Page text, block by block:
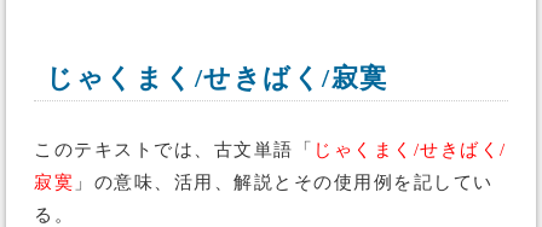
じゃくまく/せきばく/寂寞
このテキストでは、古文単語「 じゃくまく/せきばく/
寂寞 」の意味、活用、解説とその使用例を記してい
る。